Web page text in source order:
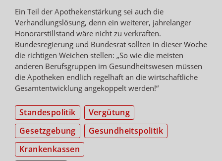
Ein Teil der Apothekenstärkung sei auch die
Verhandlungslösung, denn ein weiterer, jahrelanger
Honorarstillstand wäre nicht zu verkraften.
Bundesregierung und Bundesrat sollten in dieser Woche
die richtigen Weichen stellen: „So wie die meisten
anderen Berufsgruppen im Gesundheitswesen müssen
die Apotheken endlich regelhaft an die wirtschaftliche
Gesamtentwicklung angekoppelt werden!“
Standespolitik
Vergütung
Gesetzgebung
Gesundheitspolitik
Krankenkassen